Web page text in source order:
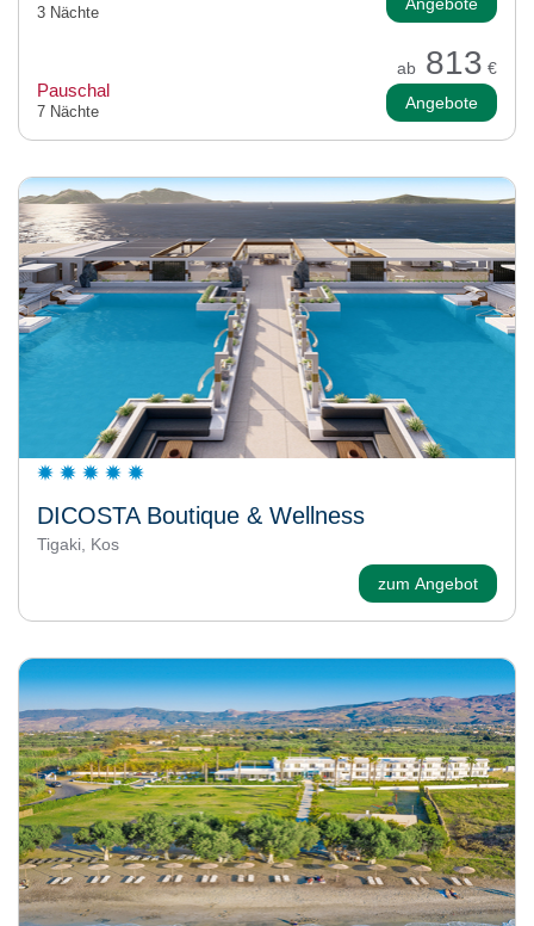
3 Nächte
ab 813 €
Pauschal
7 Nächte Angebote
DICOSTA Boutique & Wellness
Tigaki, Kos
zum Angebot